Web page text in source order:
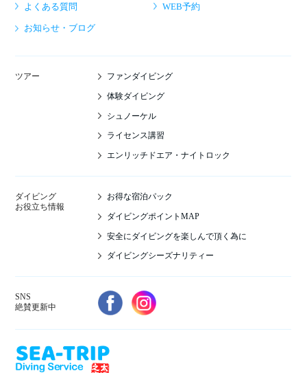
よくある質問 WEB予約
お知らせ・ブログ
ツアー ファンダイビング
体験ダイビング
シュノーケル
ライセンス講習
エンリッチドエア・ナイトロック
ダイビング
お役立ち情報
お得な宿泊パック
ダイビングポイントMAP
安全にダイビングを楽しんで頂く為に
ダイビングシーズナリティー
SNS
絶賛更新中